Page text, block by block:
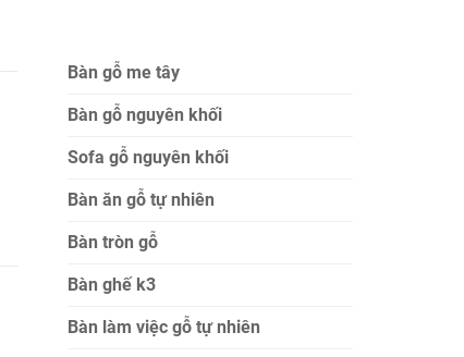
Bàn gỗ me tây
Bàn gỗ nguyên khối
Sofa gỗ nguyên khối
Bàn ăn gỗ tự nhiên
Bàn tròn gỗ
Bàn ghế k3
Bàn làm việc gỗ tự nhiên